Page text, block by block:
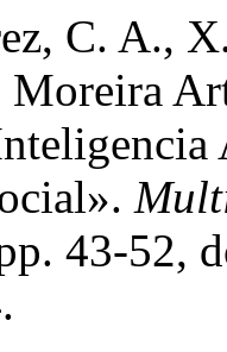
C. A.,
Moreira
43-52,